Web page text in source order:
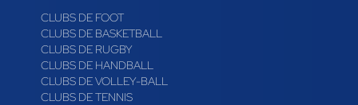
CLUBS DE FOOT
CLUBS DE BASKETBALL
CLUBS DE RUGBY
CLUBS DE HANDBALL
CLUBS DE VOLLEY-BALL
CLUBS DE TENNIS